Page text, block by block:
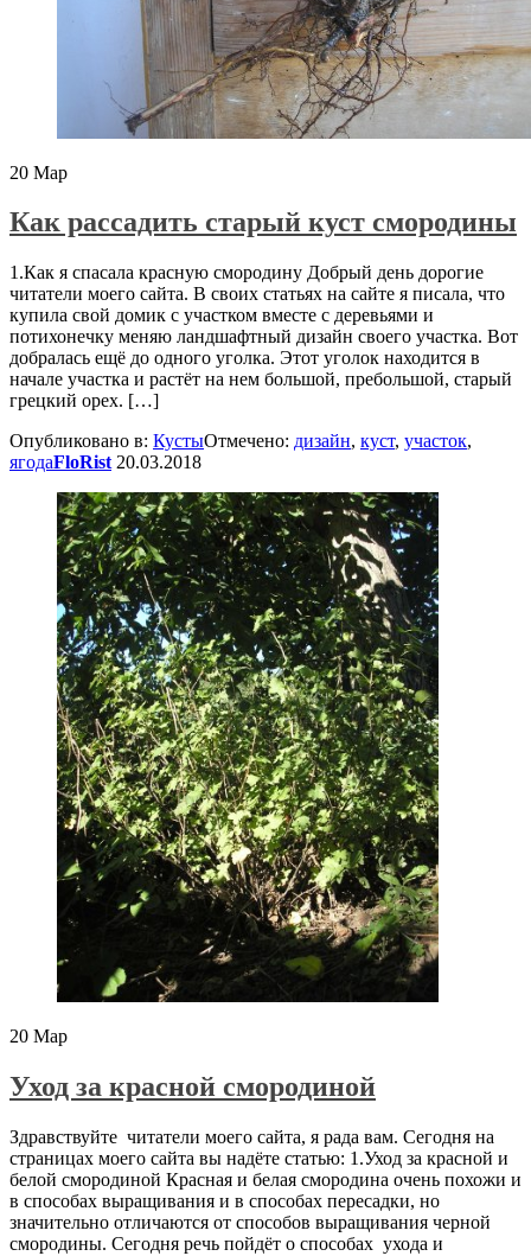
20 Мар
Как рассадить старый куст смородины
1.Как я спасала красную смородину Добрый день дорогие
читатели моего сайта. В своих статьях на сайте я писала, что
купила свой домик с участком вместе с деревьями и
потихонечку меняю ландшафтный дизайн своего участка. Вот
добралась ещё до одного уголка. Этот уголок находится в
начале участка и растёт на нем большой, пребольшой, старый
грецкий орех. […]
Опубликовано в: КустыОтмечено: дизайн, куст, участок,
ягодаFloRist 20.03.2018
20 Мар
Уход за красной смородиной
Здравствуйте читатели моего сайта, я рада вам. Сегодня на
страницах моего сайта вы надёте статью: 1.Уход за красной и
белой смородиной Красная и белая смородина очень похожи и
в способах выращивания и в способах пересадки, но
значительно отличаются от способов выращивания черной
смородины. Сегодня речь пойдёт о способах ухода и